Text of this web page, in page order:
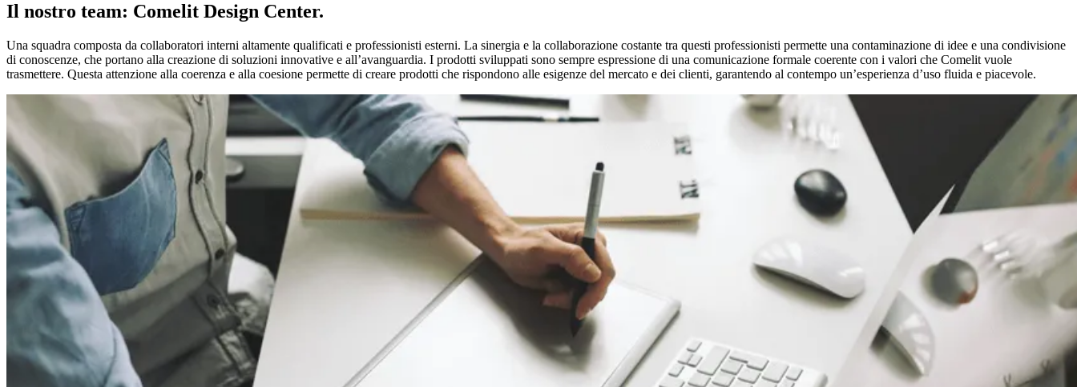
Il nostro team: Comelit Design Center.
Una squadra composta da collaboratori interni altamente qualificati e professionisti esterni. La sinergia e la collaborazione costante tra questi professionisti permette una contaminazione di idee e una condivisione
di conoscenze, che portano alla creazione di soluzioni innovative e all’avanguardia. I prodotti sviluppati sono sempre espressione di una comunicazione formale coerente con i valori che Comelit vuole
trasmettere. Questa attenzione alla coerenza e alla coesione permette di creare prodotti che rispondono alle esigenze del mercato e dei clienti, garantendo al contempo un’esperienza d’uso fluida e piacevole.